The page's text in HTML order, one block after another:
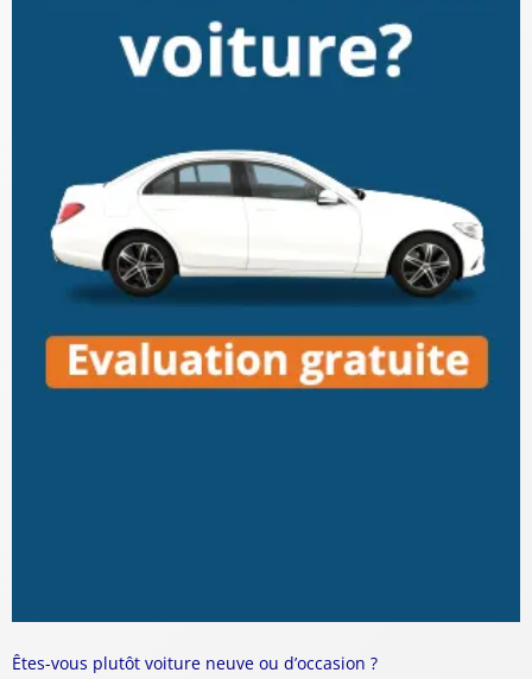
Êtes-vous plutôt voiture neuve ou d’occasion ?